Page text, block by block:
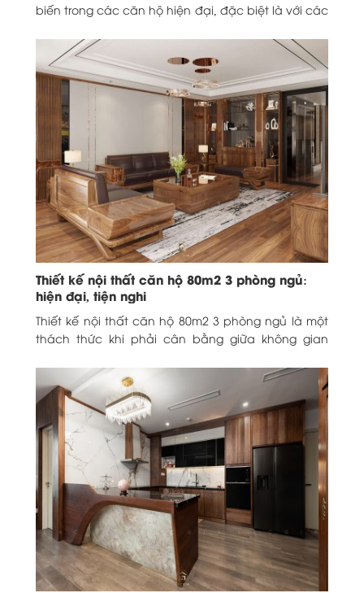
biến trong các căn hộ hiện đại, đặc biệt là với các
Thiết kế nội thất căn hộ 80m2 3 phòng ngủ:
hiện đại, tiện nghi
Thiết kế nội thất căn hộ 80m2 3 phòng ngủ là một
thách thức khi phải cân bằng giữa không gian